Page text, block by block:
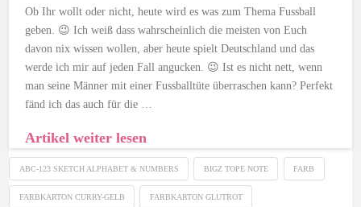
Ob Ihr wollt oder nicht, heute wird es was zum Thema Fussball
geben. 😉 Ich weiß dass wahrscheinlich die meisten von Euch
davon nix wissen wollen, aber heute spielt Deutschland und das
werde ich mir auf jeden Fall angucken. 😉 Ist es nicht nett, wenn
man seine Männer mit einer Fussballtüte überraschen kann? Perfekt
fänd ich das auch für die …
Artikel weiter lesen
ABC-123 SKETCH ALPHABET & NUMBERS BIGZ TOPE NOTE FARB
FARBKARTON CURRY-GELB FARBKARTON GLUTROT